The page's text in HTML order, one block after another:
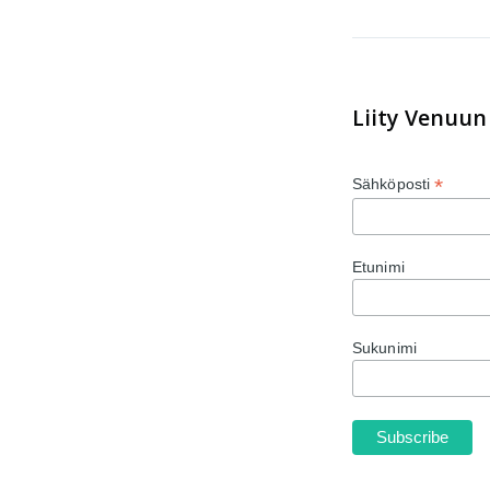
Liity
Sähköposti*
Etunimi
Sukunimi